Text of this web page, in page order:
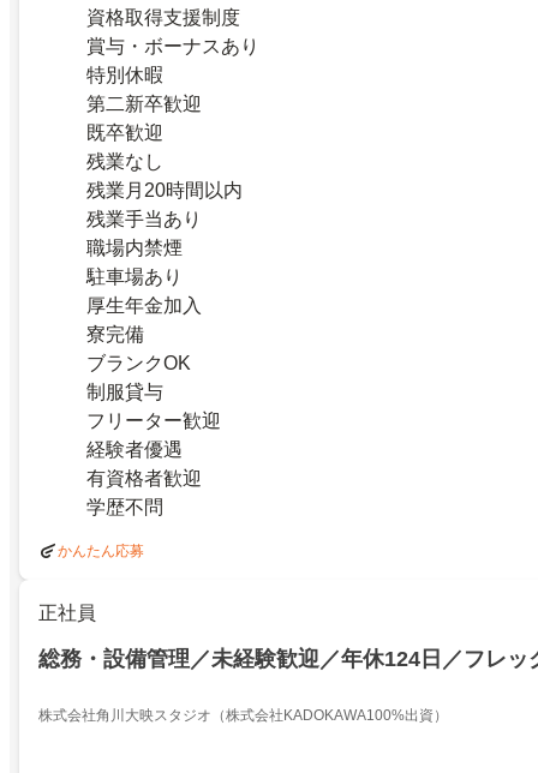
資格取得支援制度
賞与・ボーナスあり
特別休暇
第二新卒歓迎
既卒歓迎
残業なし
残業月20時間以内
残業手当あり
職場内禁煙
駐車場あり
厚生年金加入
寮完備
ブランクOK
制服貸与
フリーター歓迎
経験者優遇
有資格者歓迎
学歴不問
かんたん応募
正社員
総務・設備管理／未経験歓迎／年休124日／フレッ
株式会社角川大映スタジオ（株式会社KADOKAWA100%出資）